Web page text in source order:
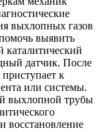
выхлопных газов
выявить
каталитический
датчик. После
к
или системы.
выхлопной трубы
восстановление